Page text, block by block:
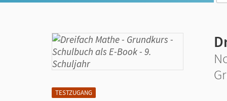
TESTZUGANG